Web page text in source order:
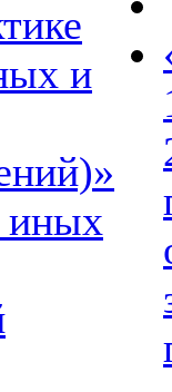
и
иных